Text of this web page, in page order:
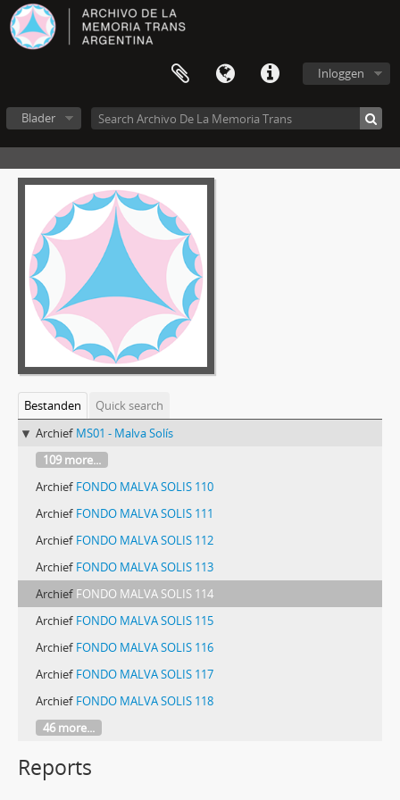
Inloggen
Blader
Bestanden
Quick search
Archief MS01 - Malva Solís
109 more...
Archief FONDO MALVA SOLIS 110
Archief FONDO MALVA SOLIS 111
Archief FONDO MALVA SOLIS 112
Archief FONDO MALVA SOLIS 113
Archief FONDO MALVA SOLIS 114
Archief FONDO MALVA SOLIS 115
Archief FONDO MALVA SOLIS 116
Archief FONDO MALVA SOLIS 117
Archief FONDO MALVA SOLIS 118
46 more...
Reports